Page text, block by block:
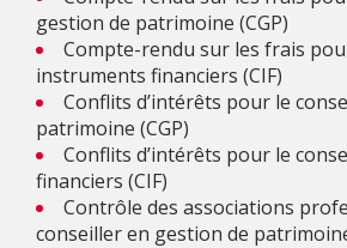
gestion de patrimoine (CGP)
Compte-rendu sur les frais
instruments financiers (CIF)
Conflits d’intérêts pour le
patrimoine (CGP)
Conflits d’intérêts pour le
financiers (CIF)
Contrôle des associations
conseiller en gestion de